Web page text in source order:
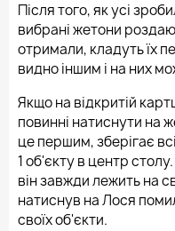
Після того, як усі
вибрані жетони
отримали, кладуть їх
видно іншим і на них
Якщо на відкритій
повинні натиснути на
це першим, зберігає
1 об'єкту в центр
він завжди лежить на
натиснув на Лося
своїх об'єкти.